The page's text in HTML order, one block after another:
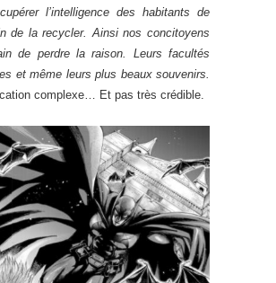
l’intelligence des habitants de
de la recycler. Ainsi nos concitoyens
de perdre la raison. Leurs facultés
et même leurs plus beaux souvenirs.
complexe… Et pas très crédible.